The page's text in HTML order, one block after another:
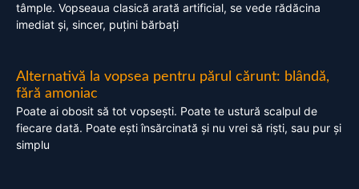
tâmple. Vopseaua clasică arată artificial, se vede rădăcina
imediat și, sincer, puțini bărbați
Alternativă la vopsea pentru părul cărunt: blândă,
fără amoniac
Poate ai obosit să tot vopsești. Poate te ustură scalpul de
fiecare dată. Poate ești însărcinată și nu vrei să riști, sau pur și
simplu